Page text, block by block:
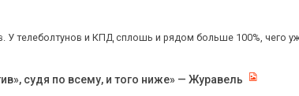
У телеболтунов и КПД сплошь и рядом больше 100%, чего уж
судя по всему, и того ниже» — Журавель